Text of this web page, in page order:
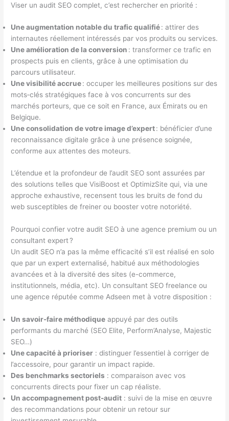
Viser un audit SEO complet, c’est rechercher en priorité :
Une augmentation notable du trafic qualifié: attirer des
internautes réellement intéressés par vos produits ou services.
Une amélioration de la conversion : transformer ce trafic en
prospects puis en clients, grâce à une optimisation du
parcours utilisateur.
Une visibilité accrue: occuper les meilleures positions sur des
mots‑clés stratégiques face à vos concurrents sur des
marchés porteurs, que ce soit en France, aux Émirats ou en
Belgique.
Une consolidation de votre image d’expert: bénéficier d’une
reconnaissance digitale grâce à une présence soignée,
conforme aux attentes des moteurs.
L’étendue et la profondeur de l’audit SEO sont assurées par
des solutions telles que VisiBoost et OptimizSite qui, via une
approche exhaustive, recensent tous les bruits de fond du
web susceptibles de freiner ou booster votre notoriété.
Pourquoi confier votre audit SEO à une agence premium ou un
consultant expert ?
Un audit SEO n’a pas la même efficacité s’il est réalisé en solo
que par un expert externalisé, habitué aux méthodologies
avancées et à la diversité des sites (e-commerce,
institutionnels, média, etc). Un consultant SEO freelance ou
une agence réputée comme Adseen met à votre disposition :
Un savoir-faire méthodique appuyé par des outils
performants du marché (SEO Elite, Perform’Analyse, Majestic
SEO…)
Une capacité à prioriser : distinguer l’essentiel à corriger de
l’accessoire, pour garantir un impact rapide.
Des benchmarks sectoriels : comparaison avec vos
concurrents directs pour fixer un cap réaliste.
Un accompagnement post-audit : suivi de la mise en œuvre
des recommandations pour obtenir un retour sur